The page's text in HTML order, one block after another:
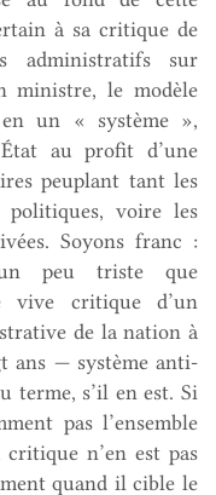
à sa critique de
administratifs sur
ministre, le modèle
en un « système »,
au profit d’une
peuplant tant les
politiques, voire les
Soyons franc :
peu triste que
vive critique d’un
de la nation à
ans — système anti-
terme, s’il en est. Si
pas l’ensemble
n’en est pas
quand il cible le